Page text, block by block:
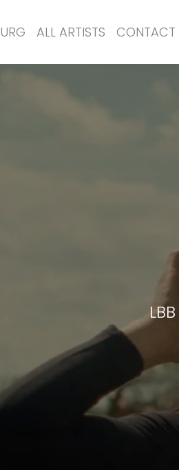
ALL ARTISTS CONTACT
LBB
LBB